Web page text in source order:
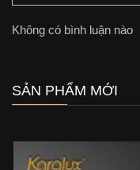
Không có bình luận nào
SẢN PHẨM MỚI